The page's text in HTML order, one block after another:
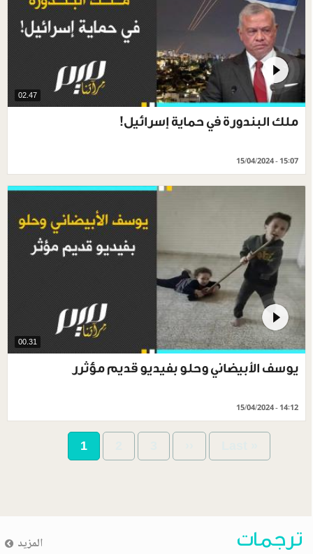
02.47
ملك البندورة في حماية إسرائيل!
15/04/2024 - 15:07
00.31
يوسف الأبيضاني وحلو بفيديو قديم مؤثرر
15/04/2024 - 14:12
Pagination
Current
page
1
page page
ترجمات المزيد